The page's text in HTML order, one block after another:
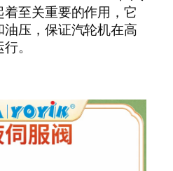
至关重要的作用，它
压，保证汽轮机在高
。